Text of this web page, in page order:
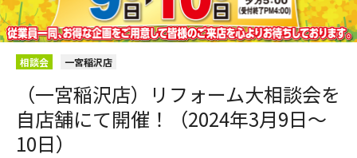
相談会 一宮稲沢店
（一宮稲沢店）リフォーム大相談会を
自店舗にて開催！（2024年3月9日〜
10日）